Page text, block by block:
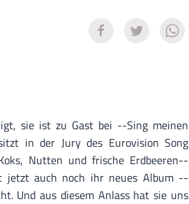
sie ist zu Gast bei --Sing meinen
in der Jury des Eurovision Song
Nutten und frische Erdbeeren--
jetzt auch noch ihr neues Album --
Und aus diesem Anlass hat sie uns